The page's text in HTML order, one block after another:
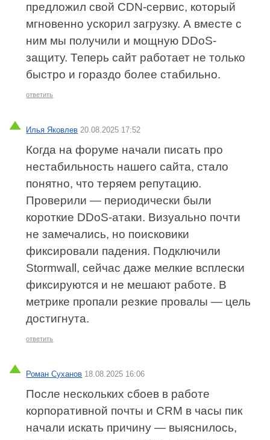
предложил свой CDN-сервис, который
мгновенно ускорил загрузку. А вместе с
ним мы получили и мощную DDoS-
защиту. Теперь сайт работает не только
быстро и гораздо более стабильно.
ответить
Илья Яковлев 20.08.2025 17:52
Когда на форуме начали писать про
нестабильность нашего сайта, стало
понятно, что теряем репутацию.
Проверили — периодически были
короткие DDoS-атаки. Визуально почти
не замечались, но поисковики
фиксировали падения. Подключили
Stormwall, сейчас даже мелкие всплески
фиксируются и не мешают работе. В
метрике пропали резкие провалы — цель
достигнута.
ответить
Роман Суханов 18.08.2025 16:06
После нескольких сбоев в работе
корпоративной почты и CRM в часы пик
начали искать причину — выяснилось,